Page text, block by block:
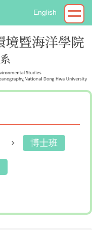
English
博士班